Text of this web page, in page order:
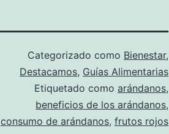
Categorizado como Bienestar,
Destacamos, Guías Alimentarias
Etiquetado como arándanos,
beneficios de los arándanos,
consumo de arándanos, frutos rojos